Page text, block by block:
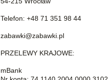
Telefon: +48 71 351 98 44
zabawki@zabawki.pl
PRZELEWY KRAJOWE:
mBank